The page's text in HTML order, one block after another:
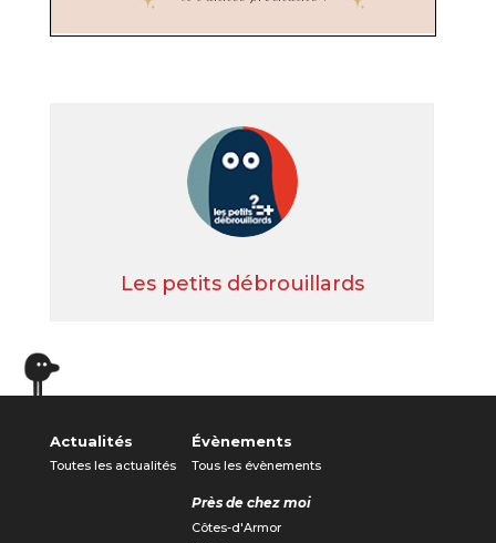
Les petits débrouillards
Actualités
Toutes les actualités
Évènements
Tous les évènements
Près de chez moi
Côtes-d'Armor